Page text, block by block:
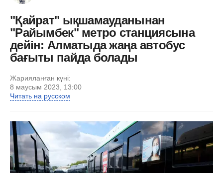
"Қайрат" ықшамауданынан
"Райымбек" метро станциясына
дейін: Алматыда жаңа автобус
бағыты пайда болады
Жарияланған күні:
8 маусым 2023, 13:00
Читать на русском